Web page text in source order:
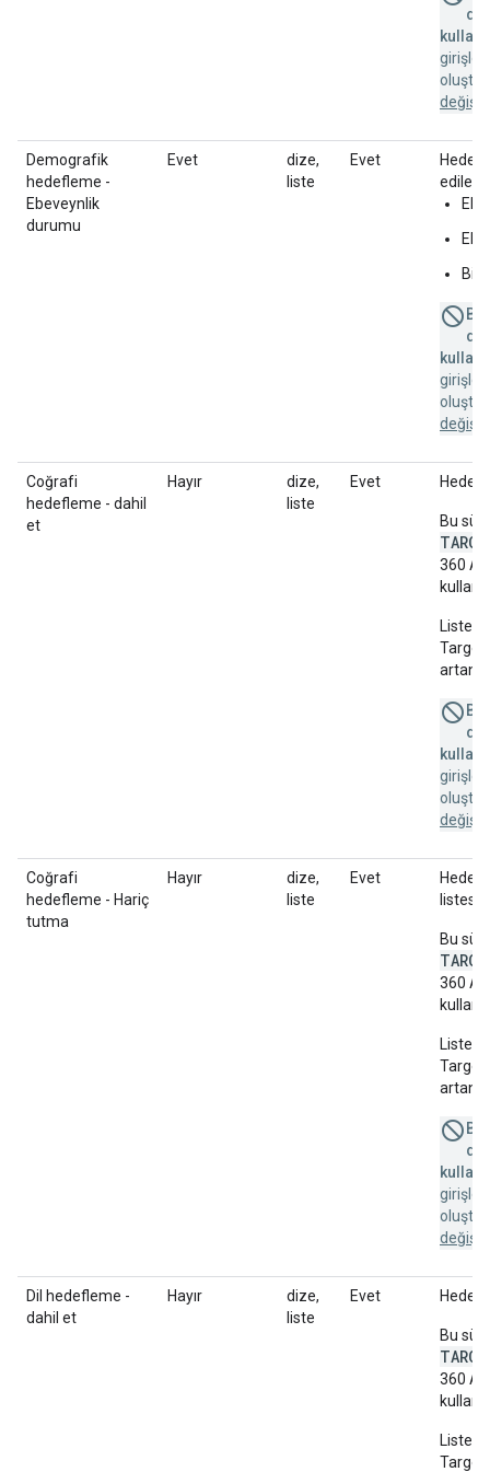
girişler,
Demografik
hedefleme -
Ebeveynlik
durumu
Evet
dize,
liste
Evet
girişler,
Coğrafi
hedefleme - dahil
et
Hayır
dize,
liste
Evet
Bu
360
kullanır.
Liste
artan
girişler,
Coğrafi
hedefleme - Hariç
tutma
Hayır
dize,
liste
Evet
listesi.
Bu
360
kullanır.
Liste
artan
girişler,
Dil hedefleme -
dahil et
Hayır
dize,
liste
Evet
Bu
360
kullanır.
Liste